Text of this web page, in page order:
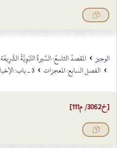
الوجيز › المقصدُ التّاسعُ: السِّيرةُ النَّبَوِيَّةُ الشَّرِيفَة
› الفصل السابع: المعجزات › 3 ـ باب: الإخبار عن المستقبل
[خ3062/ م111]